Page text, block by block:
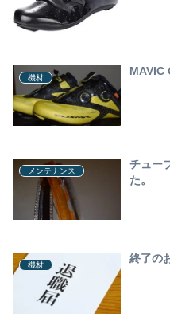
機材
MAVIC
メンテナンス
チュー
た。
機材
終了の